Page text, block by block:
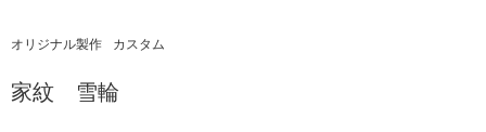
オリジナル製作 カスタム
家紋 雪輪